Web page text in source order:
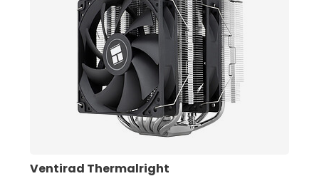
Ventirad Thermalright